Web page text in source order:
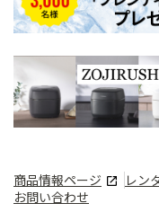
商品情報ページ レン
お問い合わせ